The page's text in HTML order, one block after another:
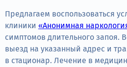
Нарколог
Стационар
Предлагаем воспользоваться
клиники «Анонимная
симптомов длительного запоя.
выезд на указанный адрес и
в стационар. Лечение в